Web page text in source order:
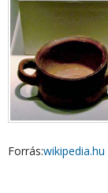
Forrás:wikipedia.hu